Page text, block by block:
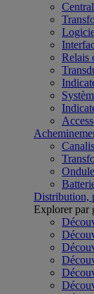
Relais
Distribution,
Explorer par